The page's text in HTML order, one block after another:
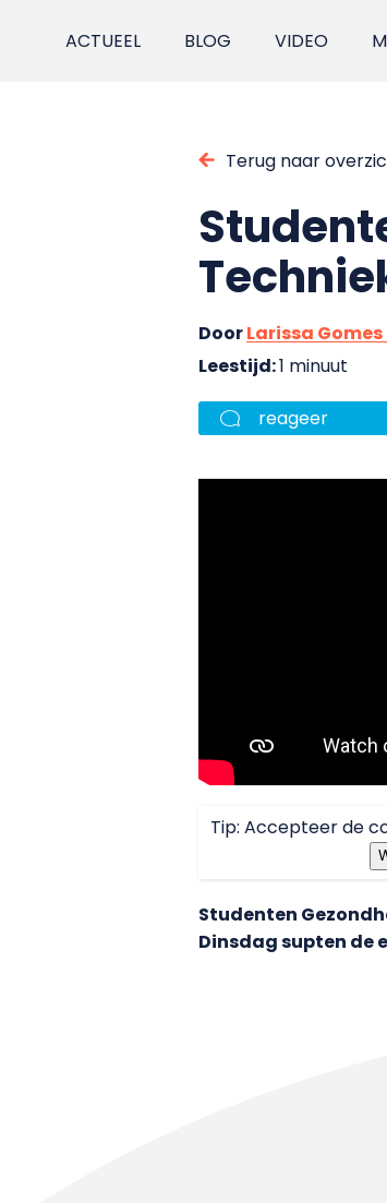
ACTUEEL BLOG VIDEO
Terug naar
DoorLarissa
Leestijd:1 minuut
reageer
Tip: Accepteer de
Studenten
Dinsdag supten de